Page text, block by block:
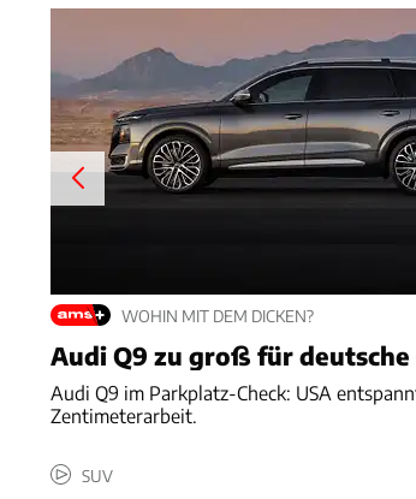
WOHIN MIT DEM DICKEN?
Audi Q9 zu groß für deutsche
Audi Q9 im Parkplatz-Check: USA
Zentimeterarbeit.
SUV